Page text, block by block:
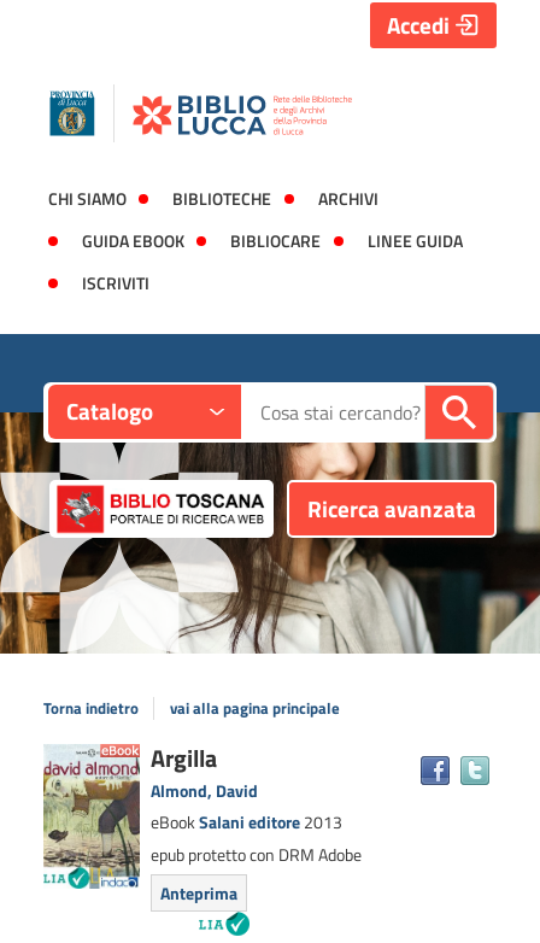
CHI SIAMO BIBLIOTECHE
ARCHIVI
GUIDA EBOOK
BIBLIOCARE
LINEE GUIDA
ISCRIVITI
Accedi
Catalogo Cerca su "Catalogo"
Ricerca avanzata
Torna indietro vai alla pagina principale
Dettaglio
del
documento
Argilla
Almond, David
eBookSalani editore2013
epub protetto con DRM Adobe
Anteprima